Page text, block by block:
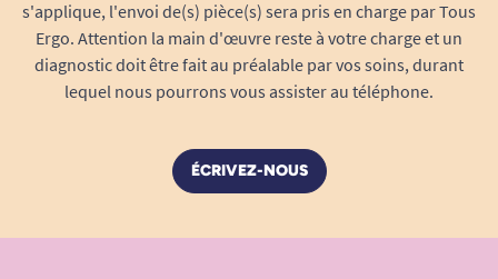
s'applique, l'envoi de(s) pièce(s) sera pris en charge par Tous
Ergo. Attention la main d'œuvre reste à votre charge et un
diagnostic doit être fait au préalable par vos soins, durant
lequel nous pourrons vous assister au téléphone.
ÉCRIVEZ-NOUS